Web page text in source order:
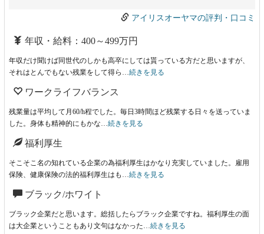
アイリスオーヤマの評判・口コミ
年収・給料：400～499万円
年収だけ聞けば同世代のしかも高卒にしては貰っている方だと思いますが、
それはとんでもない残業をして得ら…続きを見る
ワークライフバランス
残業量は平均して月60/h程でした。毎日3時間ほど残業する日々を送っていま
した。身体も精神的にもかな…続きを見る
福利厚生
そこそこ名の知れている企業の為福利厚生はかなり充実していました。雇用
保険、健康保険の法的福利厚生はも…続きを見る
ブラック/ホワイト
ブラック企業だと思います。総括したらブラック企業ですね。福利厚生の面
は大企業ということもあり文句はなかった…続きを見る